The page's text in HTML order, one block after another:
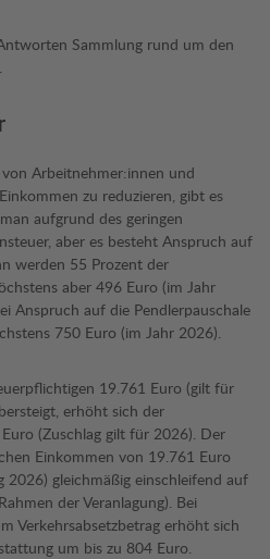
Sammlung rund um den
.
Arbeitnehmer:innen und
zu reduzieren, gibt es
aufgrund des geringen
aber es besteht Anspruch auf
werden 55 Prozent der
aber 496 Euro (im Jahr
Anspruch auf die Pendlerpauschale
750 Euro (im Jahr 2026).
19.761 Euro (gilt für
erhöht sich der
(Zuschlag gilt für 2026). Der
Einkommen von 19.761 Euro
2026) gleichmäßig einschleifend auf
der Veranlagung). Bei
Verkehrsabsetzbetrag erhöht sich
um bis zu 804 Euro.